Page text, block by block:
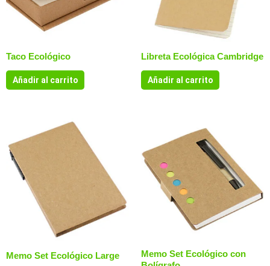
Taco Ecológico
Añadir al carrito
Libreta Ecológica Cambridge
Añadir al carrito
Memo Set Ecológico Large
Memo Set Ecológico con